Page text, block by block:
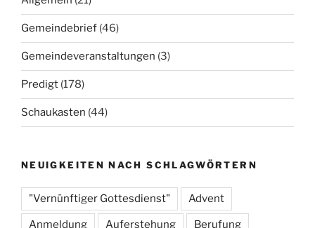
Gemeindebrief (46)
Gemeindeveranstaltungen (3)
Predigt (178)
Schaukasten (44)
NEUIGKEITEN NACH SCHLAGWÖRTERN
"Vernünftiger Gottesdienst" Advent
Anmeldung Auferstehung Berufung